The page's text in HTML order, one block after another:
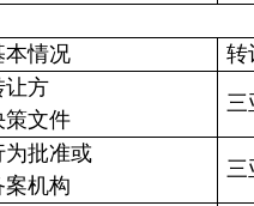
本情况
转
让方
策文件
三
为批准或
案机构
三